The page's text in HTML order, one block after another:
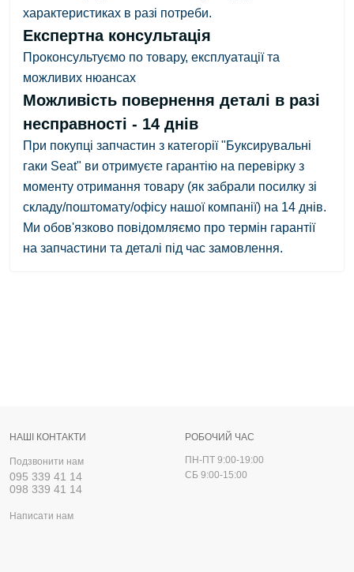
характеристиках в разі потреби.
Експертна консультація
Проконсультуємо по товару, експлуатації та
можливих нюансах
Можливість повернення деталі в разі
несправності - 14 днів
При покупці запчастин з категорії "Буксирувальні
гаки Seat" ви отримуєте гарантію на перевірку з
моменту отримання товару (як забрали посилку зі
складу/поштомату/офісу нашої компанії) на 14 днів.
Ми обов'язково повідомляємо про термін гарантії
на запчастини та деталі під час замовлення.
НАШІ КОНТАКТИ
Подзвонити нам
095 339 41 14
098 339 41 14
Написати нам
РОБОЧИЙ ЧАС
ПН-ПТ 9:00-19:00
СБ 9:00-15:00